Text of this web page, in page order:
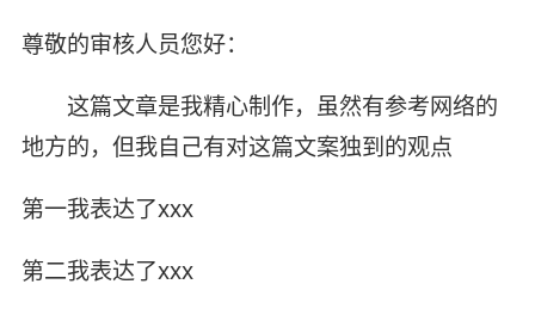
尊敬的审核人员您好：
这篇文章是我精心制作，虽然有参考网络的
地方的，但我自己有对这篇文案独到的观点
第一我表达了xxx
第二我表达了xxx